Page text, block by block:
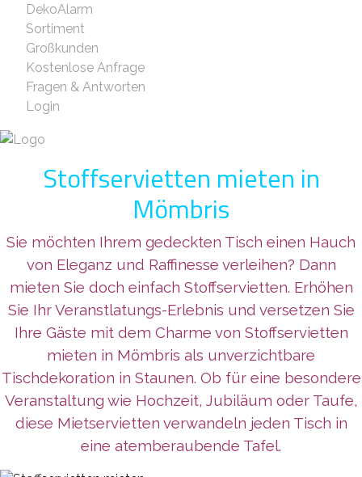
DekoAlarm
Sortiment
Großkunden
Kostenlose Anfrage
Fragen & Antworten
Login
Stoffservietten mieten in
Mömbris
Sie möchten Ihrem gedeckten Tisch einen Hauch
von Eleganz und Raffinesse verleihen? Dann
mieten Sie doch einfach Stoffservietten. Erhöhen
Sie Ihr Veranstlatungs-Erlebnis und versetzen Sie
Ihre Gäste mit dem Charme von Stoffservietten
mieten in Mömbris als unverzichtbare
Tischdekoration in Staunen. Ob für eine besondere
Veranstaltung wie Hochzeit, Jubiläum oder Taufe,
diese Mietservietten verwandeln jeden Tisch in
eine atemberaubende Tafel.